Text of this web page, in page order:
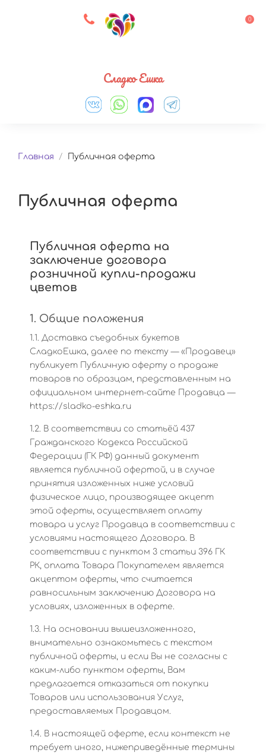
8 927 083 33 05 0
Сладко Ешка
Главная / Публичная оферта
Публичная оферта
Публичная оферта на
заключение договора
розничной купли-продажи
цветов
1. Общие положения
1.1. Доставка съедобных букетов
СладкоЕшка, далее по тексту — «Продавец»
публикует Публичную оферту о продаже
товаров по образцам, представленным на
официальном интернет-сайте Продавца —
https://sladko-eshka.ru
1.2. В соответствии со статьёй 437
Гражданского Кодекса Российской
Федерации (ГК РФ) данный документ
является публичной офертой, и в случае
принятия изложенных ниже условий
физическое лицо, производящее акцепт
этой оферты, осуществляет оплату
товара и услуг Продавца в соответствии с
условиями настоящего Договора. В
соответствии с пунктом 3 статьи 396 ГК
РК, оплата Товара Покупателем является
акцептом оферты, что считается
равносильным заключению Договора на
условиях, изложенных в оферте.
1.3. На основании вышеизложенного,
внимательно ознакомьтесь с текстом
публичной оферты, и если Вы не согласны с
каким-либо пунктом оферты, Вам
предлагается отказаться от покупки
Товаров или использования Услуг,
предоставляемых Продавцом.
1.4. В настоящей оферте, если контекст не
требует иного, нижеприведённые термины